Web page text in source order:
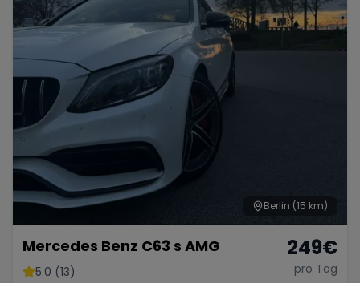
McLaren Jaguar
Tesla Chevrolet
Bentley Rolls Royce
Bugatti Lotus Maserati
Berlin (15 km)
Mercedes Benz C63 s AMG
5.0 (13)
249€
pro Tag